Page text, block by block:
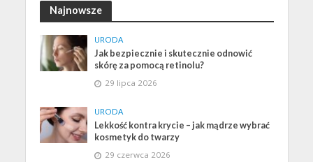
Najnowsze
URODA
Jak bezpiecznie i skutecznie odnowić
skórę za pomocą retinolu?
29 lipca 2026
URODA
Lekkość kontra krycie – jak mądrze wybrać
kosmetyk do twarzy
29 czerwca 2026